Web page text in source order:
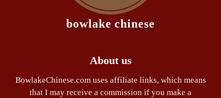
bowlake chinese
About us
BowlakeChinese.com uses affiliate links, which means
that I may receive a commission if you make a